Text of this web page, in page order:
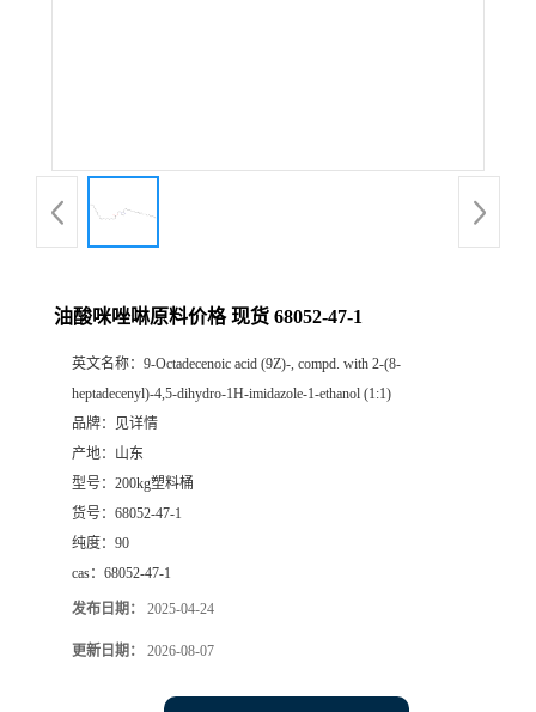
油酸咪唑啉原料价格 现货 68052-47-1
英文名称： 9-Octadecenoic acid (9Z)-, compd. with 2-(8-
heptadecenyl)-4,5-dihydro-1H-imidazole-1-ethanol (1:1)
品牌：
见详情
产地： 山东
型号： 200kg塑料桶
货号： 68052-47-1
纯度： 90
cas： 68052-47-1
发布日期： 2025-04-24
更新日期： 2026-08-07